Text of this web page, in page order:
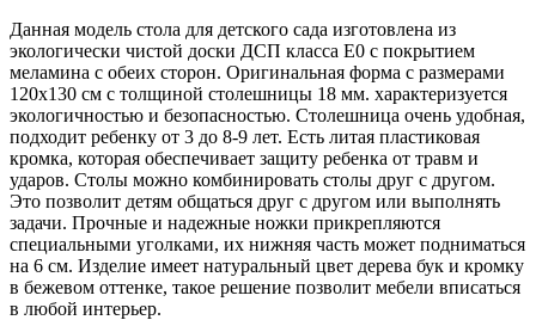
Данная модель стола для детского сада изготовлена из
экологически чистой доски ДСП класса E0 с покрытием
меламина с обеих сторон. Оригинальная форма с размерами
120х130 см с толщиной столешницы 18 мм. характеризуется
экологичностью и безопасностью. Столешница очень удобная,
подходит ребенку от 3 до 8-9 лет. Есть литая пластиковая
кромка, которая обеспечивает защиту ребенка от травм и
ударов. Столы можно комбинировать столы друг с другом.
Это позволит детям общаться друг с другом или выполнять
задачи. Прочные и надежные ножки прикрепляются
специальными уголками, их нижняя часть может подниматься
на 6 см. Изделие имеет натуральный цвет дерева бук и кромку
в бежевом оттенке, такое решение позволит мебели вписаться
в любой интерьер.